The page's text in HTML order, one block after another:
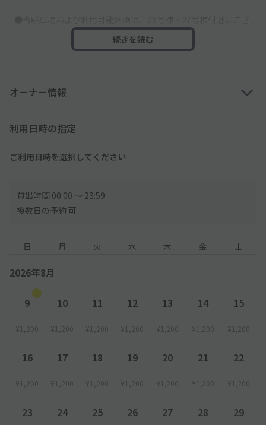
続きを読む
オーナー情報
利用日時の指定
ご利用日時を選択してください
貸出時間 00:00 〜 23:59
複数日の予約 可
日 月 火 水 木 金 土
2026年8月
9
¥1,200
10
¥1,200
11
¥1,200
12
¥1,200
13
¥1,200
14
¥1,200
15
¥1,200
16
¥1,200
17
¥1,200
18
¥1,200
19
¥1,200
20
¥1,200
21
¥1,200
22
¥1,200
23 24 25 26 27 28 29